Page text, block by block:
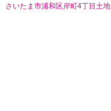
いたま市浦和区岸町4丁目土地